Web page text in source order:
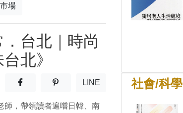
場
．台北｜時尚
北》
分享至facebook(另開新視窗)
分享至噗浪(另開新視窗)
LINE
師，帶領讀者遍嚐日韓、南
社會/科學